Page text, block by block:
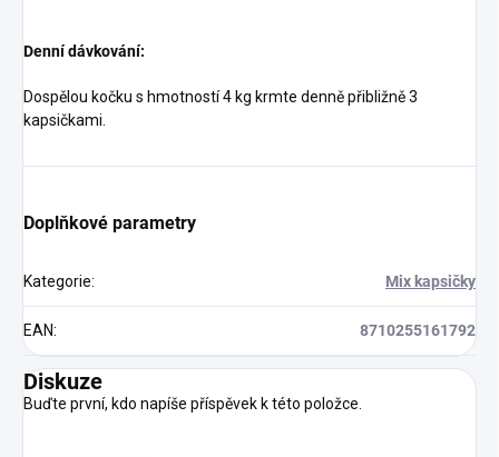
Denní dávkování:
Dospělou kočku s hmotností 4 kg krmte denně přibližně 3
kapsičkami.
Doplňkové parametry
Kategorie: Mix kapsičky
EAN: 8710255161792
Diskuze
Buďte první, kdo napíše příspěvek k této položce.